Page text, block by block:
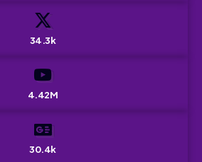
34.3k
4.42M
30.4k